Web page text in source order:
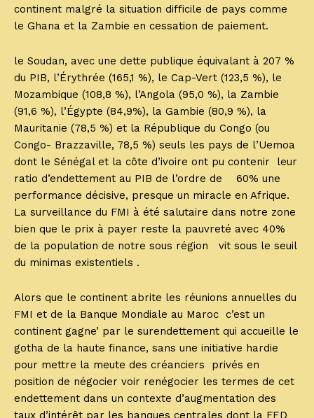
continent malgré la situation difficile de pays comme
le Ghana et la Zambie en cessation de paiement.
le Soudan, avec une dette publique équivalant à 207 %
du PIB, l’Érythrée (165,1 %), le Cap-Vert (123,5 %), le
Mozambique (108,8 %), l’Angola (95,0 %), la Zambie
(91,6 %), l’Égypte (84,9%), la Gambie (80,9 %), la
Mauritanie (78,5 %) et la République du Congo (ou
Congo- Brazzaville, 78,5 %) seuls les pays de l’Uemoa
dont le Sénégal et la côte d’ivoire ont pu contenir leur
ratio d’endettement au PIB de l’ordre de 60% une
performance décisive, presque un miracle en Afrique.
La surveillance du FMI à été salutaire dans notre zone
bien que le prix à payer reste la pauvreté avec 40%
de la population de notre sous région vit sous le seuil
du minimas existentiels .
Alors que le continent abrite les réunions annuelles du
FMI et de la Banque Mondiale au Maroc c’est un
continent gagne’ par le surendettement qui accueille le
gotha de la haute finance, sans une initiative hardie
pour mettre la meute des créanciers privés en
position de négocier voir renégocier les termes de cet
endettement dans un contexte d’augmentation des
taux d’intérêt par les banques centrales dont la FED